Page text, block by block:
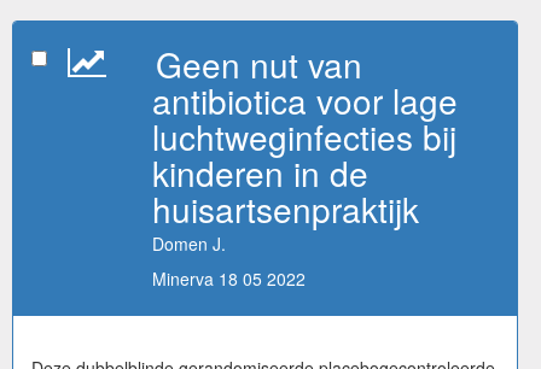
Geen nut van
antibiotica voor lage
luchtweginfecties bij
kinderen in de
huisartsenpraktijk
Domen J.
Minerva 18 05 2022